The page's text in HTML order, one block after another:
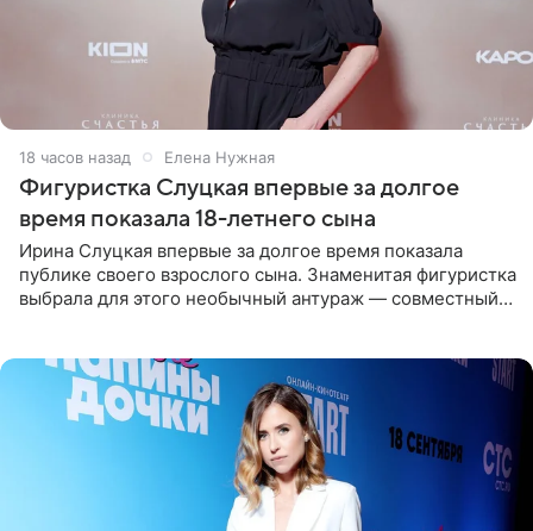
18 часов назад Елена Нужная
Фигуристка Слуцкая впервые за долгое
время показала 18-летнего сына
Ирина Слуцкая впервые за долгое время показала
публике своего взрослого сына. Знаменитая фигуристка
выбрала для этого необычный антураж — совместный